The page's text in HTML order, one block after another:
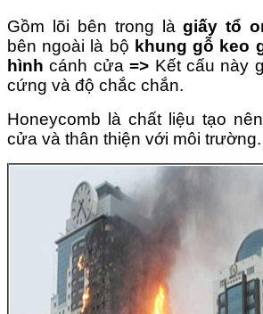
Gồm lõi bên trong làgiấy tổ
bên ngoài là bộ khung gỗ keo
hình cánh cửa=> Kết cấu này
cứng và độ chắc chắn.
Honeycomb là chất liệu tạo
cửa và thân thiện với môi trường.